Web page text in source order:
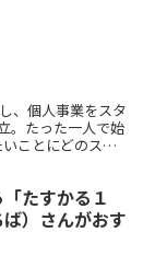
、個人事業をスタ
。たった一人で始
ことにどのスタ
たすかる１
）さんがおす